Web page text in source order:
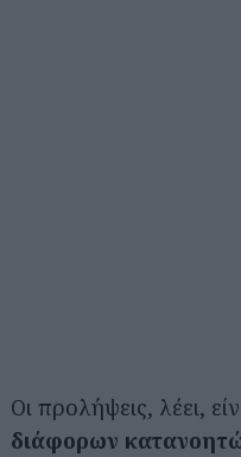
Οι προλήψεις, λέει,
διάφορων